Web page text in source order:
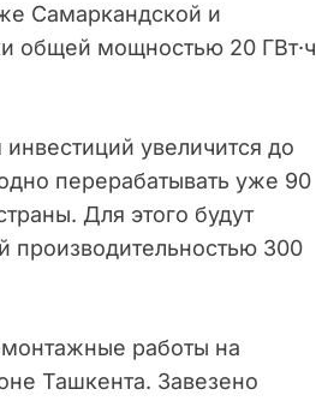
Самаркандской и
общей мощностью 20 ГВт·ч
увеличится до
перерабатывать уже 90
Для этого будут
производительностью 300
работы на
Ташкента. Завезено